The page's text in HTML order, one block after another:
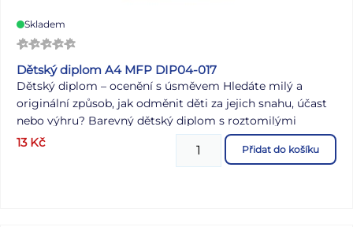
Skladem
Dětský diplom A4 MFP DIP04-017
Dětský diplom – ocenění s úsměvem Hledáte milý a
originální způsob, jak odměnit děti za jejich snahu, účast
nebo výhru? Barevný dětský diplom s roztomilými
kapybarami a malými ptáčky je ideální volbou pro školky,
školy, družiny, kroužky i tábory. Diplom ve formátu A4
13 Kč Přidat do košíku